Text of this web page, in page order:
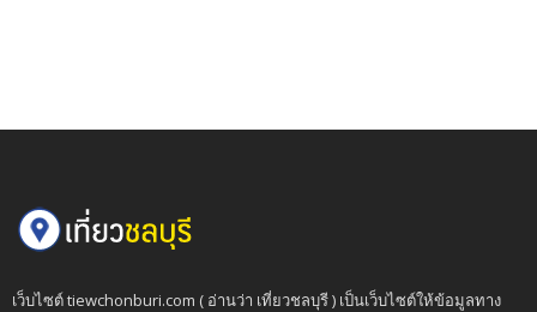
เว็บไซต์ tiewchonburi.com ( อ่านว่า เที่ยวชลบุรี ) เป็นเว็บไซต์ให้ข้อมูลทาง